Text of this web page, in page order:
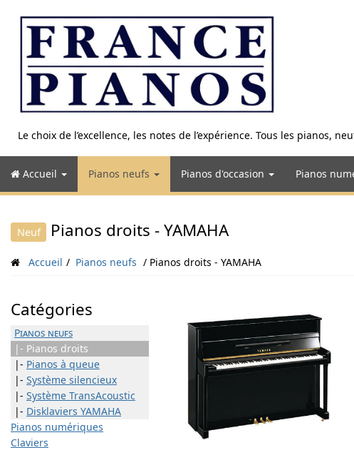
contenu
Le choix de l’excellence, les notes de l’expérience. Tous les pianos,
Accueil Pianos neufs Pianos d'occasion Pianos
Neuf Pianos droits - YAMAHA
Accueil Pianos neufs Pianos droits - YAMAHA
Catégories
Pianos neufs
|- Pianos droits
|- Pianos à queue
|- Système silencieux
|- Système TransAcoustic
|- Disklaviers YAMAHA
Pianos numériques
Claviers